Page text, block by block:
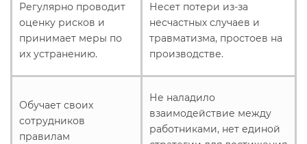
Регулярно проводит
оценку рисков и
принимает меры по
их устранению.
Несет потери из-за
несчастных случаев и
травматизма, простоев на
производстве.
Обучает своих
сотрудников
правилам
Не наладило
взаимодействие между
работниками, нет единой